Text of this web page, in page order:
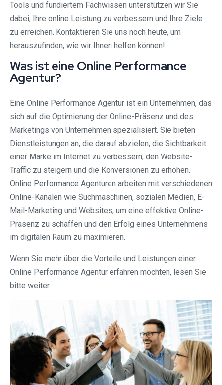
Tools und fundiertem Fachwissen unterstützen wir Sie
dabei, Ihre online Leistung zu verbessern und Ihre Ziele
zu erreichen. Kontaktieren Sie uns noch heute, um
herauszufinden, wie wir Ihnen helfen können!
Was ist eine Online Performance
Agentur?
Eine Online Performance Agentur ist ein Unternehmen, das
sich auf die Optimierung der Online-Präsenz und des
Marketings von Unternehmen spezialisiert. Sie bieten
Dienstleistungen an, die darauf abzielen, die Sichtbarkeit
einer Marke im Internet zu verbessern, den Website-
Traffic zu steigern und die Konversionen zu erhöhen.
Online Performance Agenturen arbeiten mit verschiedenen
Online-Kanälen wie Suchmaschinen, sozialen Medien, E-
Mail-Marketing und Websites, um eine effektive Online-
Präsenz zu schaffen und den Erfolg eines Unternehmens
im digitalen Raum zu maximieren.
Wenn Sie mehr über die Vorteile und Leistungen einer
Online Performance Agentur erfahren möchten, lesen Sie
bitte weiter.